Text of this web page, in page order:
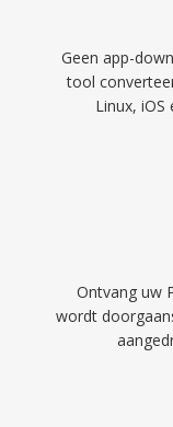
Geen app-
tool
Linux,
Ontvang uw
wordt